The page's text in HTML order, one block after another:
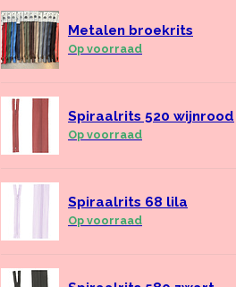
Metalen broekrits
Op voorraad
Spiraalrits 520 wijnrood
Op voorraad
Spiraalrits 68 lila
Op voorraad